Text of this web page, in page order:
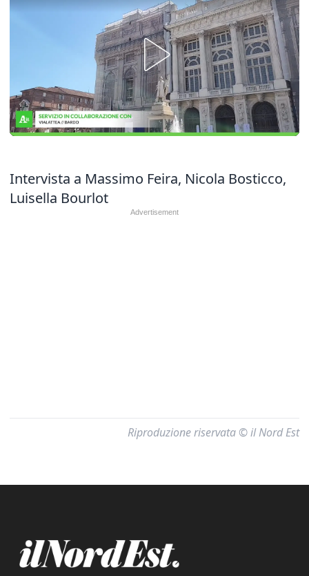
Intervista a Massimo Feira, Nicola Bosticco,
Luisella Bourlot
Riproduzione riservata © il Nord Est